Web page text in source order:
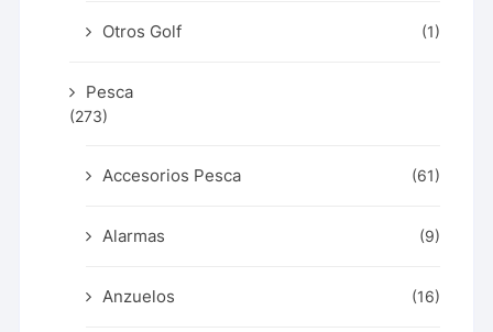
Otros Golf (1)
Pesca
(273)
Accesorios Pesca (61)
Alarmas (9)
Anzuelos (16)